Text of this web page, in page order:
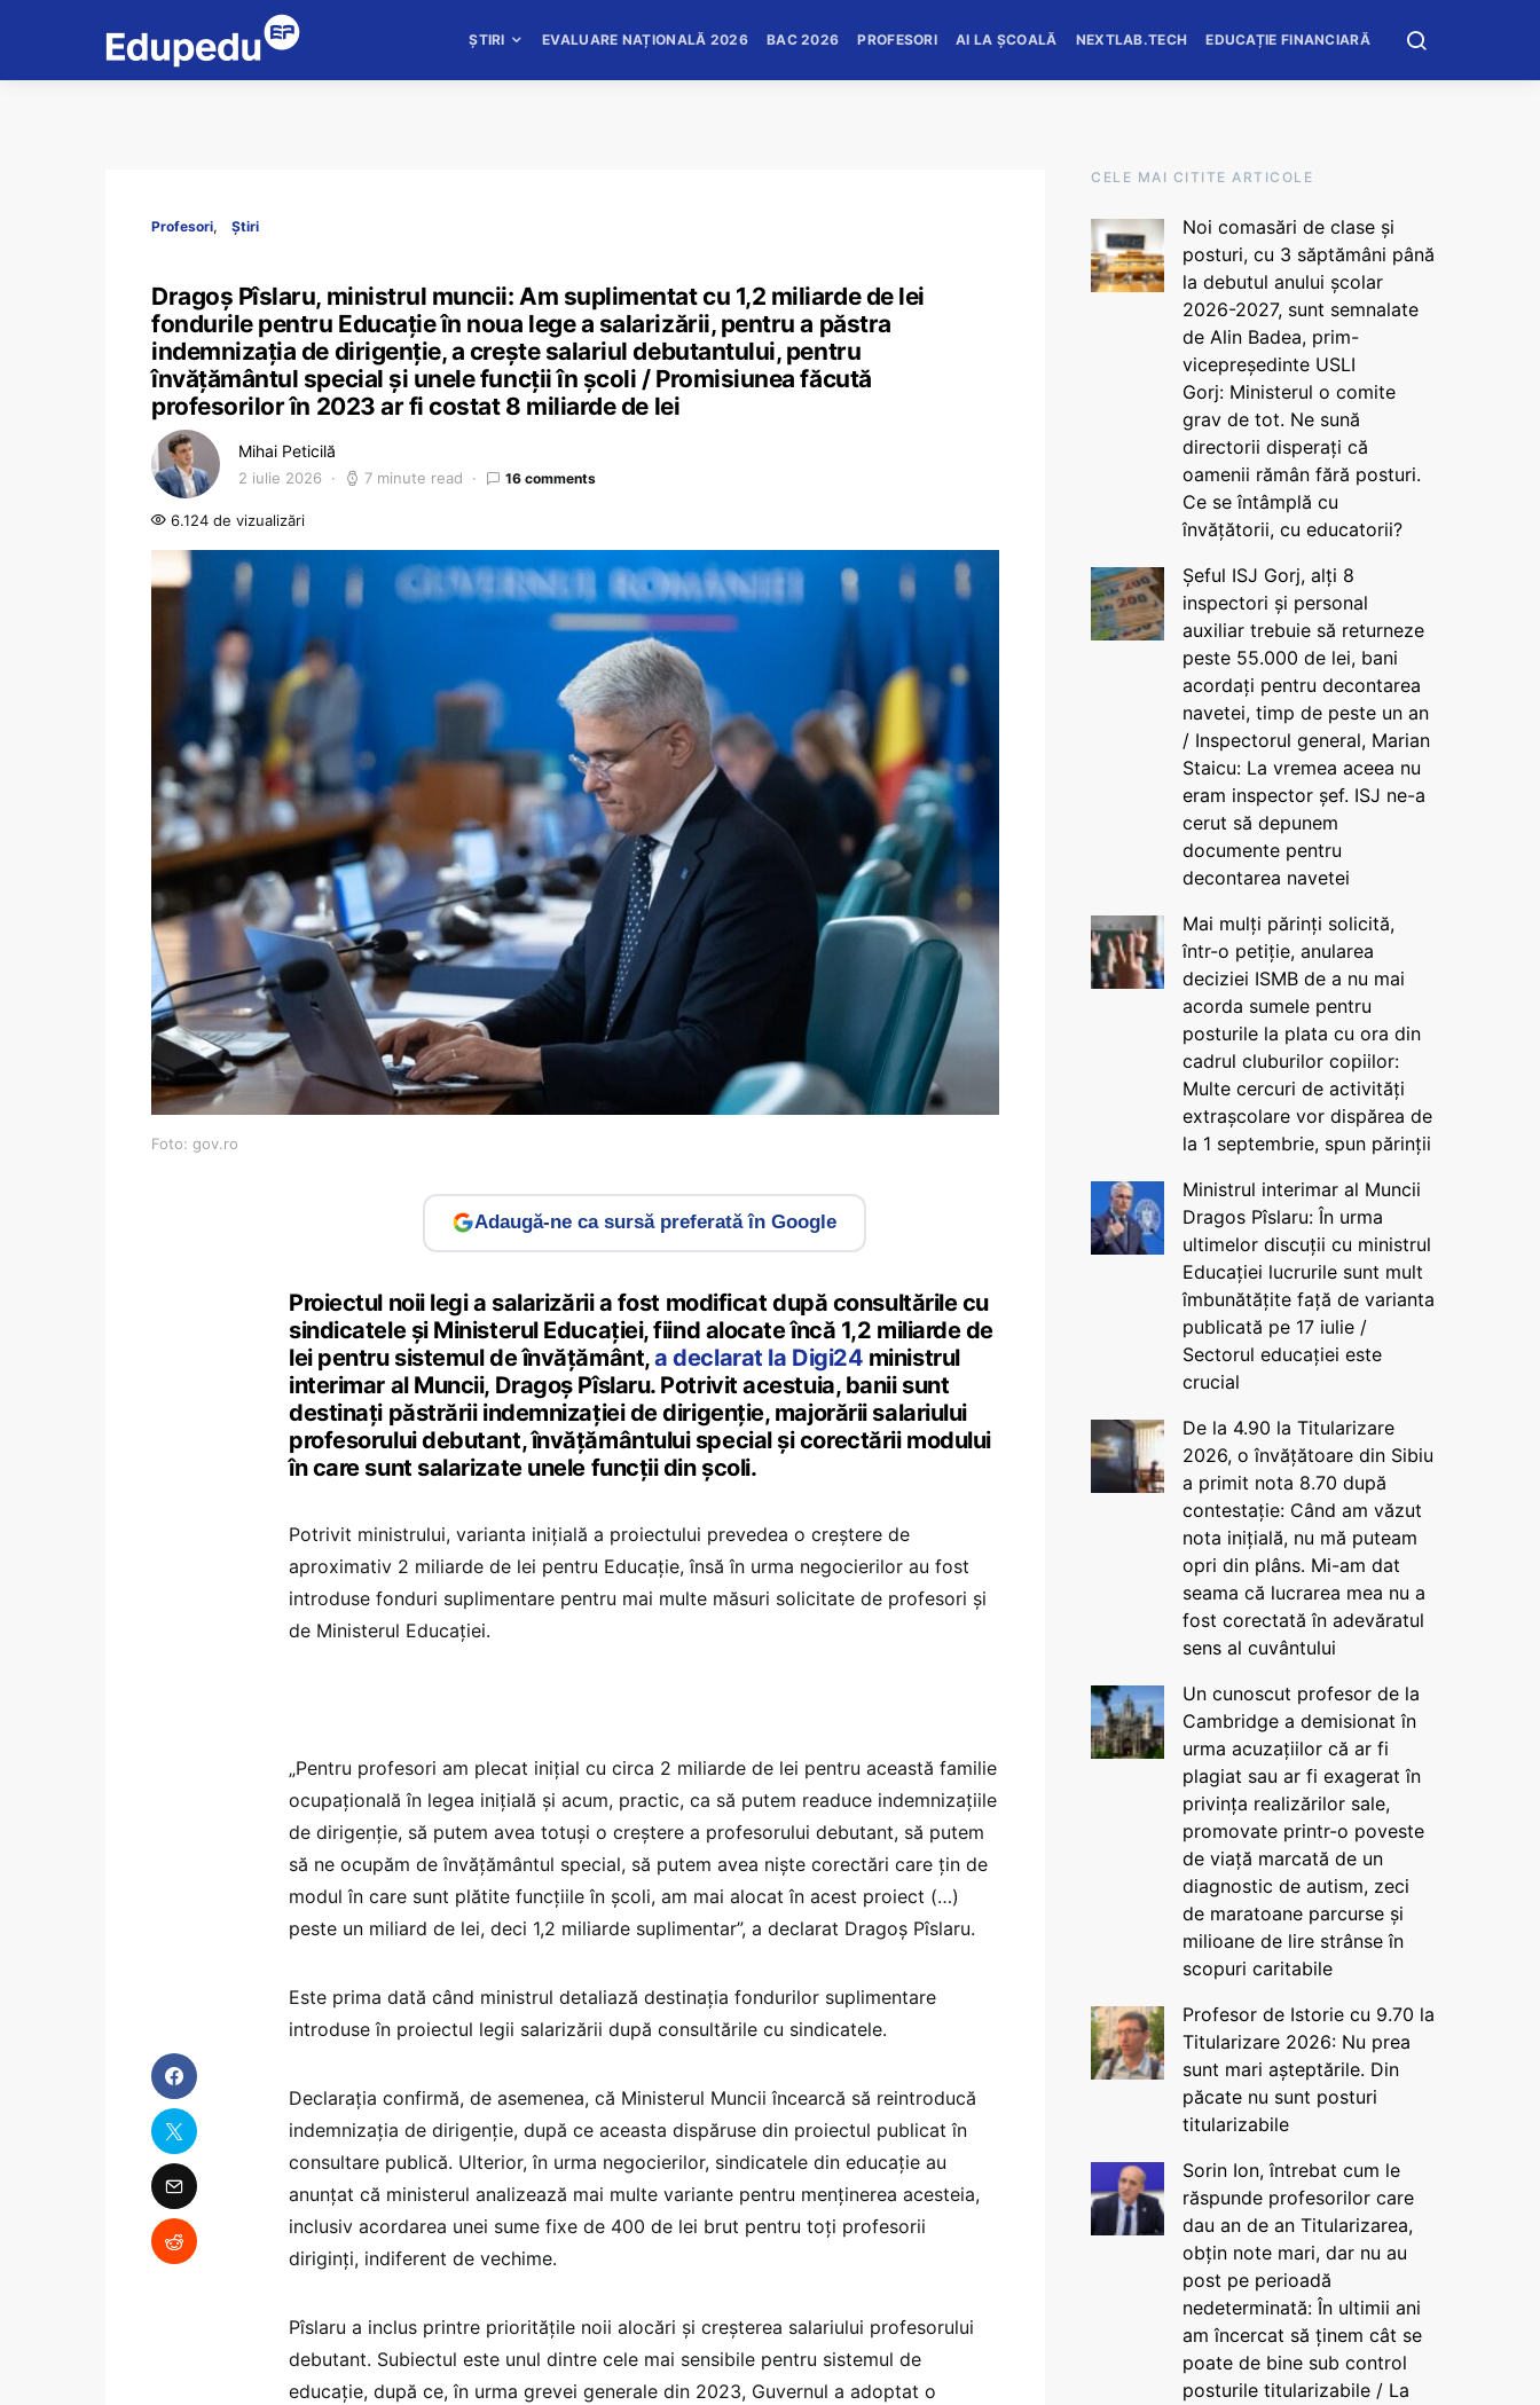
ȘTIRI EVALUARE NAȚIONALĂ 2026 BAC 2026 PROFESORI AI LA ȘCOALĂ NEXTLAB.TECH EDUCAȚIE FINANCIARĂ
Profesori Știri
Dragoș Pîslaru, ministrul muncii: Am suplimentat cu 1,2 miliarde de lei
fondurile pentru Educație în noua lege a salarizării, pentru a păstra
indemnizația de dirigenție, a crește salariul debutantului, pentru
învățământul special și unele funcții în școli / Promisiunea făcută
profesorilor în 2023 ar fi costat 8 miliarde de lei
Mihai Peticilă
2 iulie 2026 7 minute read 16 comments
6.124 de vizualizări
Foto: gov.ro
Adaugă-ne ca sursă preferată în Google
Proiectul noii legi a salarizării a fost modificat după consultările cu
sindicatele și Ministerul Educației, fiind alocate încă 1,2 miliarde de
lei pentru sistemul de învățământ,a declarat la Digi24 ministrul
interimar al Muncii, Dragoș Pîslaru. Potrivit acestuia, banii sunt
destinați păstrării indemnizației de dirigenție, majorării salariului
profesorului debutant, învățământului special și corectării modului
în care sunt salarizate unele funcții din școli.
Potrivit ministrului, varianta inițială a proiectului prevedea o creștere de
aproximativ 2 miliarde de lei pentru Educație, însă în urma negocierilor au fost
introduse fonduri suplimentare pentru mai multe măsuri solicitate de profesori și
de Ministerul Educației.
„Pentru profesori am plecat inițial cu circa 2 miliarde de lei pentru această familie
ocupațională în legea inițială și acum, practic, ca să putem readuce indemnizațiile
de dirigenție, să putem avea totuși o creștere a profesorului debutant, să putem
să ne ocupăm de învățământul special, să putem avea niște corectări care țin de
modul în care sunt plătite funcțiile în școli, am mai alocat în acest proiect (…)
peste un miliard de lei, deci 1,2 miliarde suplimentar”, a declarat Dragoș Pîslaru.
Este prima dată când ministrul detaliază destinația fondurilor suplimentare
introduse în proiectul legii salarizării după consultările cu sindicatele.
Declarația confirmă, de asemenea, că Ministerul Muncii încearcă să reintroducă
indemnizația de dirigenție, după ce aceasta dispăruse din proiectul publicat în
consultare publică. Ulterior, în urma negocierilor, sindicatele din educație au
anunțat că ministerul analizează mai multe variante pentru menținerea acesteia,
inclusiv acordarea unei sume fixe de 400 de lei brut pentru toți profesorii
diriginți, indiferent de vechime.
Pîslaru a inclus printre prioritățile noii alocări și creșterea salariului profesorului
debutant. Subiectul este unul dintre cele mai sensibile pentru sistemul de
educație, după ce, în urma grevei generale din 2023, Guvernul a adoptat o
CELE MAI CITITE ARTICOLE
Noi comasări de clase și
posturi, cu 3 săptămâni până
la debutul anului școlar
2026-2027, sunt semnalate
de Alin Badea, prim-
vicepreședinte USLI
Gorj: Ministerul o comite
grav de tot. Ne sună
directorii disperați că
oamenii rămân fără posturi.
Ce se întâmplă cu
învățătorii, cu educatorii?
Șeful ISJ Gorj, alți 8
inspectori și personal
auxiliar trebuie să returneze
peste 55.000 de lei, bani
acordați pentru decontarea
navetei, timp de peste un an
/ Inspectorul general, Marian
Staicu: La vremea aceea nu
eram inspector șef. ISJ ne-a
cerut să depunem
documente pentru
decontarea navetei
Mai mulți părinți solicită,
într-o petiție, anularea
deciziei ISMB de a nu mai
acorda sumele pentru
posturile la plata cu ora din
cadrul cluburilor copiilor:
Multe cercuri de activități
extrașcolare vor dispărea de
la 1 septembrie, spun părinții
Ministrul interimar al Muncii
Dragos Pîslaru: În urma
ultimelor discuții cu ministrul
Educației lucrurile sunt mult
îmbunătățite față de varianta
publicată pe 17 iulie /
Sectorul educației este
crucial
De la 4.90 la Titularizare
2026, o învățătoare din Sibiu
a primit nota 8.70 după
contestație: Când am văzut
nota inițială, nu mă puteam
opri din plâns. Mi-am dat
seama că lucrarea mea nu a
fost corectată în adevăratul
sens al cuvântului
Un cunoscut profesor de la
Cambridge a demisionat în
urma acuzațiilor că ar fi
plagiat sau ar fi exagerat în
privința realizărilor sale,
promovate printr-o poveste
de viață marcată de un
diagnostic de autism, zeci
de maratoane parcurse și
milioane de lire strânse în
scopuri caritabile
Profesor de Istorie cu 9.70 la
Titularizare 2026: Nu prea
sunt mari așteptările. Din
păcate nu sunt posturi
titularizabile
Sorin Ion, întrebat cum le
răspunde profesorilor care
dau an de an Titularizarea,
obțin note mari, dar nu au
post pe perioadă
nedeterminată: În ultimii ani
am încercat să ținem cât se
poate de bine sub control
posturile titularizabile / La